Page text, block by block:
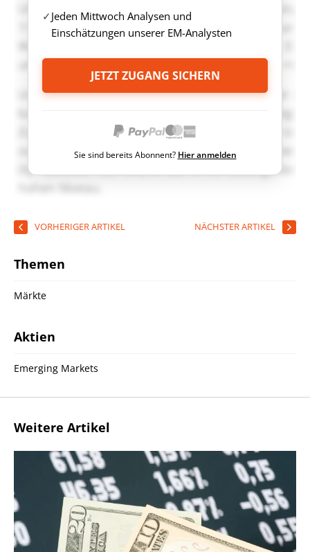
Jeden Mittwoch Analysen und
Einschätzungen unserer EM-Analysten
JETZT ZUGANG SICHERN
Sie sind bereits Abonnent? Hier anmelden
VORHERIGER ARTIKEL NÄCHSTER ARTIKEL
Themen
Märkte
Aktien
Emerging Markets
Weitere Artikel